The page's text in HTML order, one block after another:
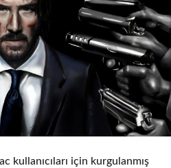
kullanıcıları için kurgulanmış